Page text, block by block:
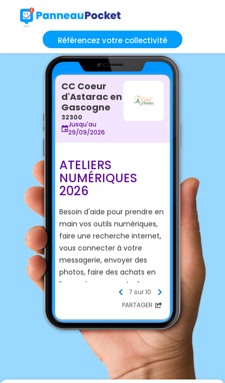
Référencez votre collectivité
CC Coeur
d'Astarac en
Gascogne
32300
Jusqu'au
29/09/2026
ATELIERS
NUMÉRIQUES
2026
Besoin d'aide pour prendre en
main vos outils numériques,
faire une recherche internet,
vous connecter à votre
messagerie, envoyer des
photos, faire des achats en
ligne, gérer vos mots de
passe ou découvrir l'IA ?
Un conseiller numérique vous
accompagne
gratuitement lors d'un
rendez-vous individuel ouvert
7 sur 10
PARTAGER